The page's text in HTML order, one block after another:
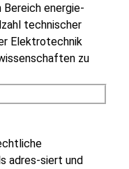
energie-
technischer
Elektrotechnik
zu
adres-siert und